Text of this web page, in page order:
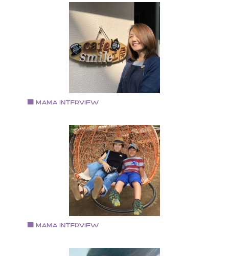
敷島 梨江さん
パーソナルスタイリスト Rie
大阪府堺市出身、堺市在住。 出産前までは金融機関勤
務。 出産後、3人の子育てを経てスタイリストの道へ。
スタイリスト浅野千絵氏に師事。
大東 由紀恵さん
ウッドバーニング作家 cafe smile工房 経営
大阪市港区にcafe smile工房をオープン 経営者・ハンド
メイド作家・料理人という多彩な顔を持つ三児のママ
重田ゆかりさん